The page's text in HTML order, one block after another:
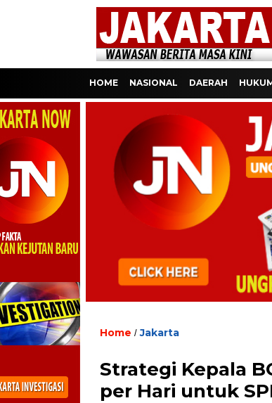
HOME NASIONAL DAERAH
Home /Jakarta
Strategi Kepala
per Hari untuk